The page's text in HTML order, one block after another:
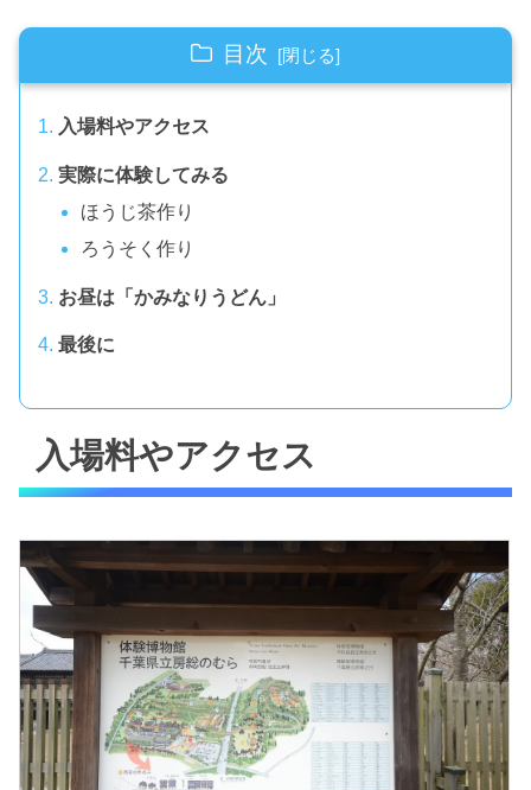
目次
入場料やアクセス
実際に体験してみる
ほうじ茶作り
ろうそく作り
お昼は「かみなりうどん」
最後に
入場料やアクセス